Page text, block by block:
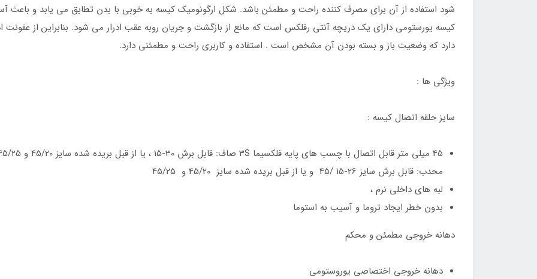
شود استفاده از آن برای مصرف کننده راحت و مطمئن باشد. شکل ارگونومیک کیسه به خوبی با بدن تطابق می یابد و باعث
کیسه یورستومی دارای یک دریچه آنتی رفلکس است که مانع از بازگشت و جریان روبه عقب ادرار می شود. بنابراین از
دارد که وضعیت باز و بسته بودن آن مشخص است . استفاده و کاربری راحت و مطمئنی دارد.
ویژگی ها :
سایز حلقه اتصال کیسه :
محدب: قابل برش سایز 26-15 /45 و یا از قبل بریده شده سایز 45/20 و 45/25
لبه های داخلی نرم ،
بدون خطر ایجاد تروما و آسیب به استوما
دهانه خروجی مطمئن و محکم
دهانه خروجی اختصاصی یوروستومی